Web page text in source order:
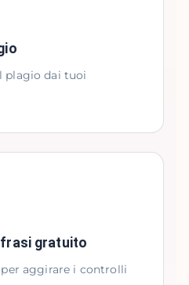
plagio dai tuoi
gratuito
aggirare i controlli